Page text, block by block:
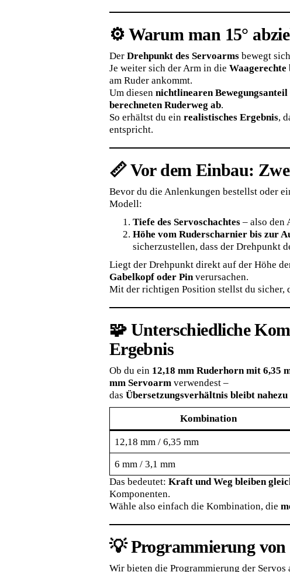
⚙️ Warum man 15°
Der Drehpunkt des Servoarmsbewegt
Je weiter sich der Arm in die Waagerechte
am Ruder ankommt.
Um diesen nichtlinearen Bewegungsanteil
berechneten Ruderweg ab.
So erhältst du ein realistisches Ergebnis,
entspricht.
📏 Vor dem Einbau:
Bevor du die Anlenkungen bestellst oder
Modell:
Tiefe des Servoschachtes– also den
Höhe vom Ruderscharnier bis zur
sicherzustellen, dass der Drehpunkt
Liegt der Drehpunkt direkt auf der Höhe
Gabelkopf oder Pinverursachen.
Mit der richtigen Position stellst du sicher,
🧩 Unterschiedliche
Ergebnis
Ob du ein 12,18 mm Ruderhorn mit 6,35
mm Servoarmverwendest –
das Übersetzungsverhältnis bleibt
Kombination
12,18 mm / 6,35 mm
6 mm / 3,1 mm
Das bedeutet: Kraft und Weg bleiben
Komponenten.
Wähle also einfach die Kombination, die
💡 Programmierung
Wir bieten die Programmierung der Servos